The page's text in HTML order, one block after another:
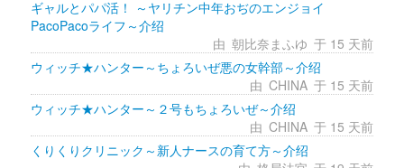
ギャルとパパ活！ ～ヤリチン中年おぢのエンジョイ
PacoPacoライフ～介绍
由 朝比奈まふゆ 于 15 天前
ウィッチ★ハンター～ちょろいぜ悪の女幹部～介绍
由 CHINA 于 15 天前
ウィッチ★ハンター～２号もちょろいぜ～介绍
由 CHINA 于 15 天前
くりくりクリニック～新人ナースの育て方～介绍